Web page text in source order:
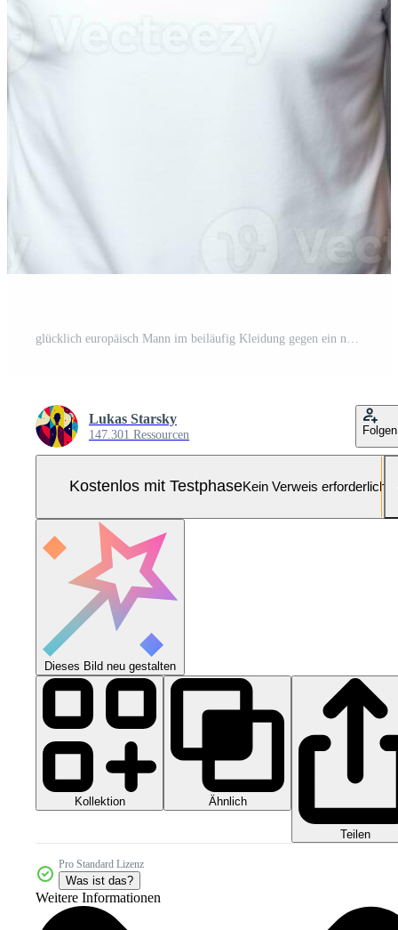
Lukas Starsky
147.301 Ressourcen Folgen
Kostenlos mit TestphaseKein Verweis erforderlich
Dieses Bild neu gestalten
Kollektion Ähnlich
Teilen
Pro Standard Lizenz
Was ist das?
Weitere Informationen